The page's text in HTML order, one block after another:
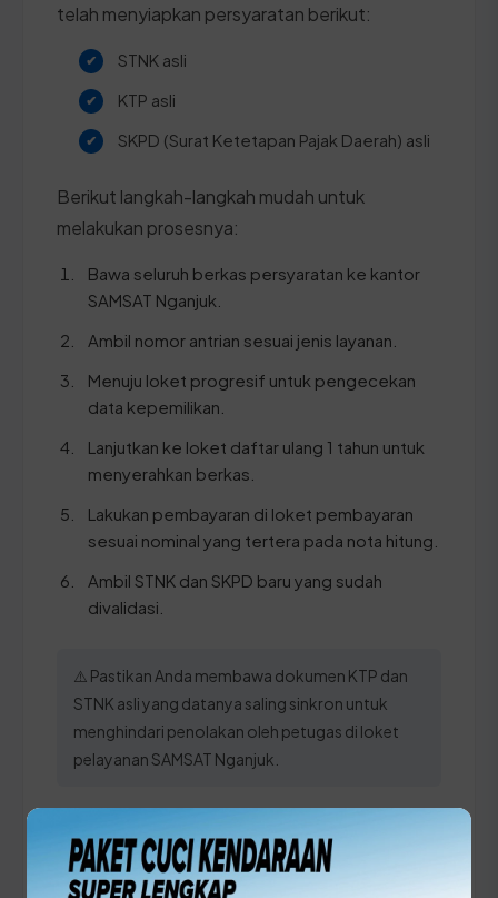
telah menyiapkan persyaratan berikut:
STNK asli
KTP asli
SKPD (Surat Ketetapan Pajak Daerah) asli
Berikut langkah-langkah mudah untuk
melakukan prosesnya:
Bawa seluruh berkas persyaratan ke kantor
SAMSAT Nganjuk.
Ambil nomor antrian sesuai jenis layanan.
Menuju loket progresif untuk pengecekan
data kepemilikan.
Lanjutkan ke loket daftar ulang 1 tahun untuk
menyerahkan berkas.
Lakukan pembayaran di loket pembayaran
sesuai nominal yang tertera pada nota hitung.
Ambil STNK dan SKPD baru yang sudah
divalidasi.
⚠️ Pastikan Anda membawa dokumen KTP dan
STNK asli yang datanya saling sinkron untuk
menghindari penolakan oleh petugas di loket
pelayanan SAMSAT Nganjuk.
Panduan Pajak 5 Tahunan
(Ganti Plat) di Jawa Timur